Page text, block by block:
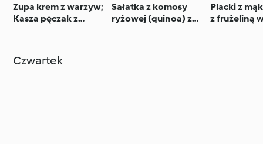
Zupa krem z warzyw;
Kasza pęczak z
Sałatka z komosy
ryżowej (quinoa) z
Placki z
z frużeliną
Czwartek